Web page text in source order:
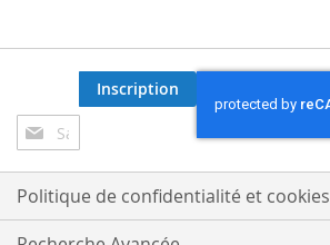
Inscription
à
notre
lettre
d’information
:
Inscription
Politique de confidentialité et cookies